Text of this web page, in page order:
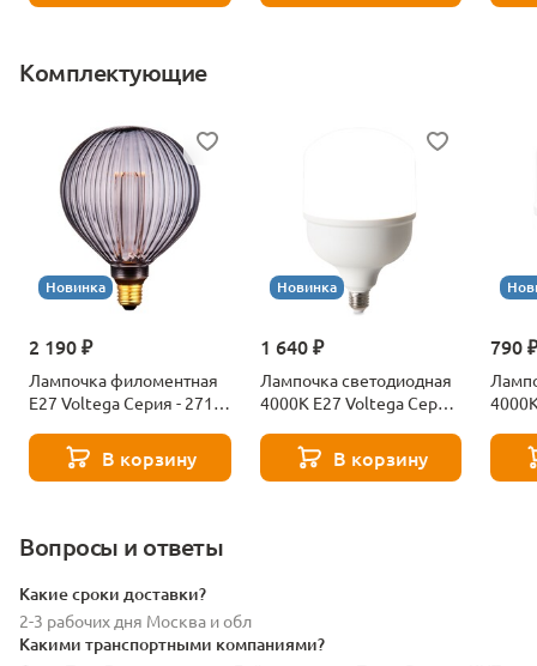
Комплектующие
Новинка
2 190 ₽
Лампочка филоментная
Е27 Voltega Серия - 271
В корзину
Новинка
1 640 ₽
Лампочка светодиодная
4000К Е27 Voltega Серия
В корзину
790
Вопросы и ответы
Какие сроки доставки?
2-3 рабочих дня Москва и обл
Какими транспортными компаниями?